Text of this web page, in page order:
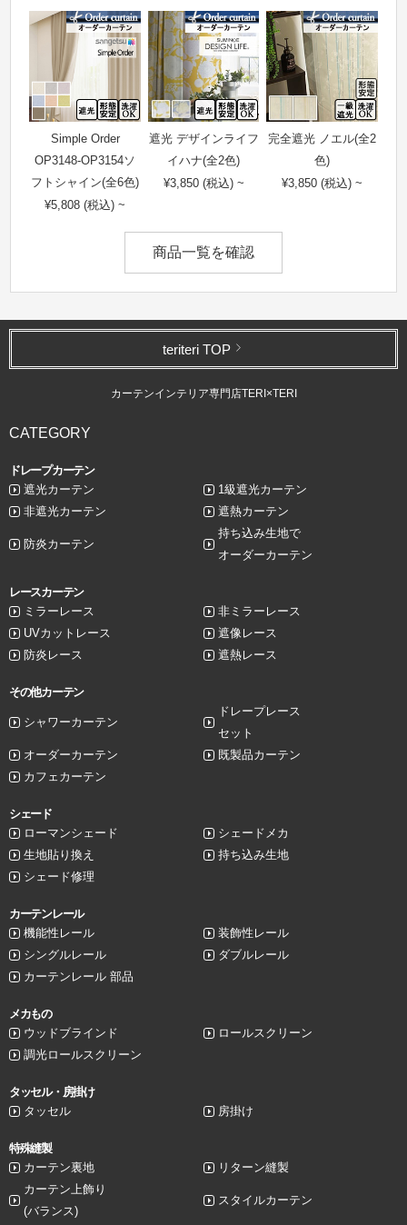
Simple Order
OP3148-OP3154ソ
フトシャイン(全6色)
¥5,808 (税込) ~
遮光 デザインライフ
イハナ(全2色)
¥3,850 (税込) ~
完全遮光 ノエル(全2
色)
¥3,850 (税込) ~
商品一覧を確認
teriteri TOP
カーテンインテリア専門店TERI×TERI
CATEGORY
ドレープカーテン
遮光カーテン
1級遮光カーテン
非遮光カーテン
遮熱カーテン
防炎カーテン
持ち込み生地で
オーダーカーテン
レースカーテン
ミラーレース
非ミラーレース
UVカットレース
遮像レース
防炎レース
遮熱レース
その他カーテン
シャワーカーテン
ドレープレース
セット
オーダーカーテン
既製品カーテン
カフェカーテン
シェード
ローマンシェード
シェードメカ
生地貼り換え
持ち込み生地
シェード修理
カーテンレール
機能性レール
装飾性レール
シングルレール
ダブルレール
カーテンレール 部品
メカもの
ウッドブラインド
ロールスクリーン
調光ロールスクリーン
タッセル・房掛け
タッセル
房掛け
特殊縫製
カーテン裏地
リターン縫製
カーテン上飾り
(バランス)
スタイルカーテン